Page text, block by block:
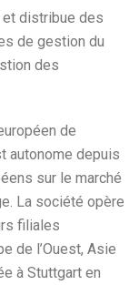
et distribue des
de gestion du
des
de
autonome depuis
sur le marché
La société opère
filiales
de l’Ouest, Asie
à Stuttgart en